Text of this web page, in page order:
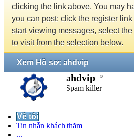
clicking the link above. You may
you can post: click the register
start viewing messages, select
to visit from the selection below.
Xem Hồ sơ: ahdvip
ahdvip
Spam killer
Về tôi
Tin nhắn khách thăm
...